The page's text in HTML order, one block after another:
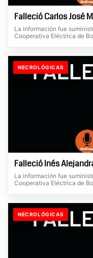
Falleció Carlos José
La información fue
Cooperativa Eléctrica de
NECROLÓGICAS
Falleció Inés
La información fue
Cooperativa Eléctrica de
NECROLÓGICAS